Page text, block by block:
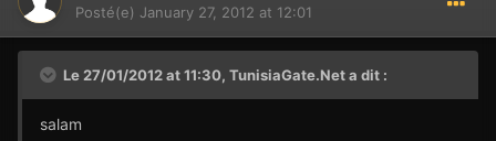
Posté(e) January 27, 2012 at 12:01
Le 27/01/2012 at 11:30, TunisiaGate.Net a dit :
salam